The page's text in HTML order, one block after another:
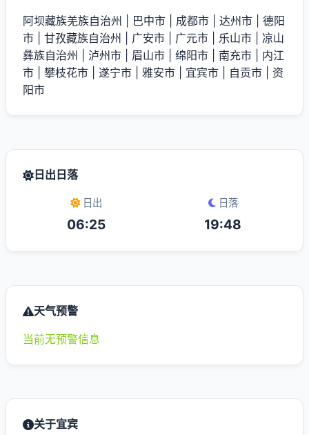
阿坝藏族羌族自治州 巴中市 成都市 达州市
德阳
市
甘孜藏族自治州 广安市 广元市 乐山市
凉山
彝族自治州
泸州市 眉山市 绵阳市 南充市
内江
市
攀枝花市 遂宁市 雅安市 宜宾市 自贡市
资
阳市
日出日落
日出
06:25
日落
19:48
天气预警
当前无预警信息
关于宜宾